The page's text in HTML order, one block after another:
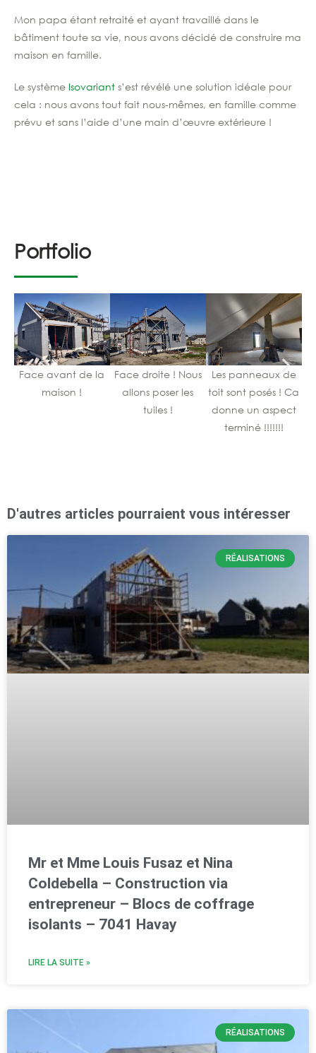
Mon papa étant retraité et ayant travaillé dans le
bâtiment toute sa vie, nous avons décidé de construire ma
maison en famille.
Le système Isovariant s’est révélé une solution idéale pour
cela : nous avons tout fait nous-mêmes, en famille comme
prévu et sans l’aide d’une main d’œuvre extérieure !
Portfolio
Face avant de la
maison !
Face droite ! Nous
allons poser les
tuiles !
Les panneaux de
toit sont posés ! Ca
donne un aspect
terminé !!!!!!!
D'autres articles pourraient vous intéresser
RÉALISATIONS
Mr et Mme Louis Fusaz et Nina
Coldebella – Construction via
entrepreneur – Blocs de coffrage
isolants – 7041 Havay
LIRE LA SUITE »
RÉALISATIONS